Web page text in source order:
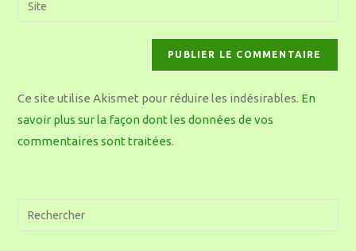
Ce site utilise Akismet pour réduire les indésirables. En
savoir plus sur la façon dont les données de vos
commentaires sont traitées.